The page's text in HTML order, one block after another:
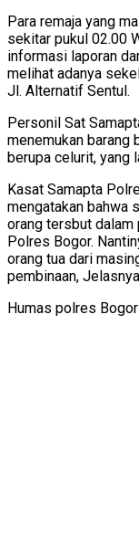
Para remaja yang
sekitar pukul 02.00
informasi laporan
melihat adanya
Jl. Alternatif Sentul.
Personil Sat
menemukan barang
berupa celurit, yang
Kasat Samapta
mengatakan bahwa
orang tersbut
Polres Bogor.
orang tua dari
pembinaan,
Humas polres Bogor